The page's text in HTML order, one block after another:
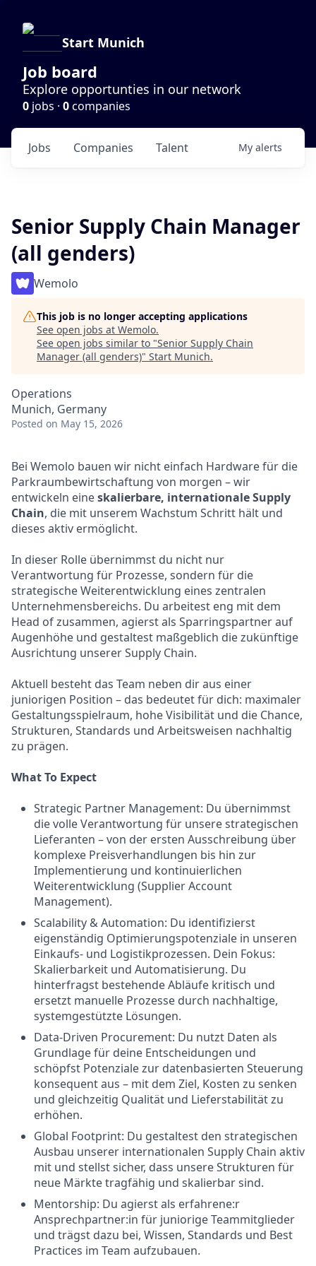
Start Munich
Job board
Explore opportunties in our network
0 jobs · 0companies
Jobs Companies Talent My alerts
Senior Supply Chain Manager
(all genders)
Wemolo
This job is no longer accepting applications
See open jobs at Wemolo.
See open jobs similar to "Senior Supply Chain
Manager (all genders)" Start Munich.
Operations
Munich, Germany
Posted on May 15, 2026
Bei Wemolo bauen wir nicht einfach Hardware für die
Parkraumbewirtschaftung von morgen – wir
entwickeln eineskalierbare, internationale Supply
Chain, die mit unserem Wachstum Schritt hält und
dieses aktiv ermöglicht.
In dieser Rolle übernimmst du nicht nur
Verantwortung für Prozesse, sondern für die
strategische Weiterentwicklung eines zentralen
Unternehmensbereichs. Du arbeitest eng mit dem
Head of zusammen, agierst als Sparringspartner auf
Augenhöhe und gestaltest maßgeblich die zukünftige
Ausrichtung unserer Supply Chain.
Aktuell besteht das Team neben dir aus einer
juniorigen Position – das bedeutet für dich: maximaler
Gestaltungsspielraum, hohe Visibilität und die Chance,
Strukturen, Standards und Arbeitsweisen nachhaltig
zu prägen.
What To Expect
Strategic Partner Management: Du übernimmst
die volle Verantwortung für unsere strategischen
Lieferanten – von der ersten Ausschreibung über
komplexe Preisverhandlungen bis hin zur
Implementierung und kontinuierlichen
Weiterentwicklung (Supplier Account
Management).
Scalability & Automation: Du identifizierst
eigenständig Optimierungspotenziale in unseren
Einkaufs- und Logistikprozessen. Dein Fokus:
Skalierbarkeit und Automatisierung. Du
hinterfragst bestehende Abläufe kritisch und
ersetzt manuelle Prozesse durch nachhaltige,
systemgestützte Lösungen.
Data-Driven Procurement: Du nutzt Daten als
Grundlage für deine Entscheidungen und
schöpfst Potenziale zur datenbasierten Steuerung
konsequent aus – mit dem Ziel, Kosten zu senken
und gleichzeitig Qualität und Lieferstabilität zu
erhöhen.
Global Footprint: Du gestaltest den strategischen
Ausbau unserer internationalen Supply Chain aktiv
mit und stellst sicher, dass unsere Strukturen für
neue Märkte tragfähig und skalierbar sind.
Mentorship: Du agierst als erfahrene:r
Ansprechpartner:in für juniorige Teammitglieder
und trägst dazu bei, Wissen, Standards und Best
Practices im Team aufzubauen.